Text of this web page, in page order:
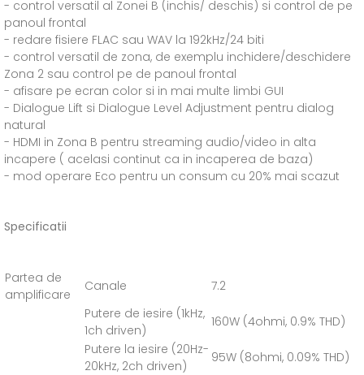
- control versatil al Zonei B (inchis/ deschis) si control de pe
panoul frontal
- redare fisiere FLAC sau WAV la 192kHz/24 biti
- control versatil de zona, de exemplu inchidere/deschidere
Zona 2 sau control pe de panoul frontal
- afisare pe ecran color si in mai multe limbi GUI
- Dialogue Lift si Dialogue Level Adjustment pentru dialog
natural
- HDMI in Zona B pentru streaming audio/video in alta
incapere ( acelasi continut ca in incaperea de baza)
- mod operare Eco pentru un consum cu 20% mai scazut
Specificatii
Partea de
amplificare
Canale
7.2
Putere de iesire (1kHz,
1ch driven)
160W (4ohmi, 0.9% THD)
Putere la iesire (20Hz-
20kHz, 2ch driven)
95W (8ohmi, 0.09% THD)